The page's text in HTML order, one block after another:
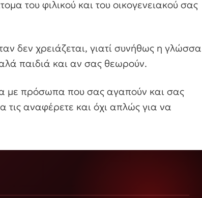
του φιλικού και του οικογενειακού σας
δεν χρειάζεται, γιατί συνήθως η γλώσσα
παιδιά και αν σας θεωρούν.
με πρόσωπα που σας αγαπούν και σας
τις αναφέρετε και όχι απλώς για να